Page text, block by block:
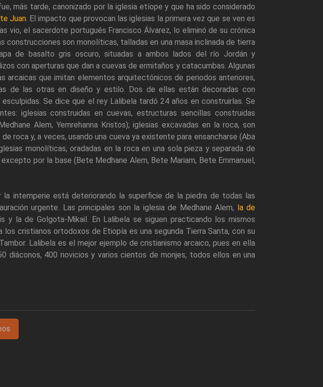
más tarde, canonizado por la iglesia etíope y que ha sido considerado
Juan. El impacto que provocan las iglesias la primera vez que se ven es
vio, el sacerdote portugués Francisco Álvarez, lo eliminó de su crónica
construcciones son monolíticas, talladas en una masa inclinada de tierra
de basalto gris oscuro, situadas a ambos lados del río Jordán y
con aperturas que dan a cuevas de ermitaños y catacumbas. Algunas
arcaicas que imitan elementos arquitectónicos de periodos anteriores,
de las otras en diseño y estilo. Dos de ellas están decoradas con
Se dice que el rey Lalibela tardó 24 años en construirlas. Se
iglesias construidas en cuevas, estructuras sencillas construidas
Alem, Yemrehanna Kristos); iglesias excavadas en la roca, son
roca y, a veces, usando una cueva ya existente para ensancharse (Aba
monolíticas, oradadas en la roca en una sola pieza y separada de
por la base (Bete Medhane Alem, Bete Mariam, Bete Emmanuel,
la intemperie está deteriorando la superficie de la piedra de todas las
urgente. Las principales son la iglesia de Medhane Alem, la de
y la de Golgota-Mikail. En Lalibela se siguen practicando los mismos
cristianos ortodoxos de Etiopía es una segunda Tierra Santa, con su
Lalibela es el mejor ejemplo de cristianismo arcaico, pues en ella
diáconos, 400 novicios y varios cientos de monjes, todos ellos en una